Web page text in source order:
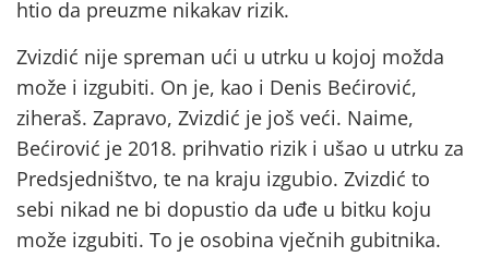
htio da preuzme nikakav rizik.
Zvizdić nije spreman ući u utrku u kojoj možda
može i izgubiti. On je, kao i Denis Bećirović,
ziheraš. Zapravo, Zvizdić je još veći. Naime,
Bećirović je 2018. prihvatio rizik i ušao u utrku za
Predsjedništvo, te na kraju izgubio. Zvizdić to
sebi nikad ne bi dopustio da uđe u bitku koju
može izgubiti. To je osobina vječnih gubitnika.